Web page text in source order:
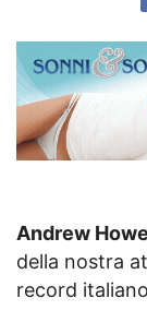
Andrew Howe
della nostra
record